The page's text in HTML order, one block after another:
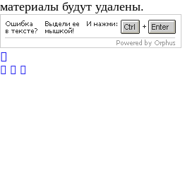
материалы будут удалены.